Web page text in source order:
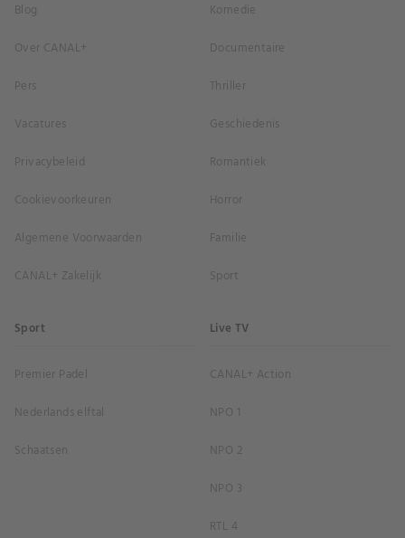
Blog
Over CANAL+
Pers
Vacatures
Privacybeleid
Cookievoorkeuren
Algemene Voorwaarden
CANAL+ Zakelijk
Komedie
Documentaire
Thriller
Geschiedenis
Romantiek
Horror
Familie
Sport
Sport
Premier Padel
Nederlands elftal
Schaatsen
Live TV
CANAL+ Action
NPO 1
NPO 2
NPO 3
RTL 4